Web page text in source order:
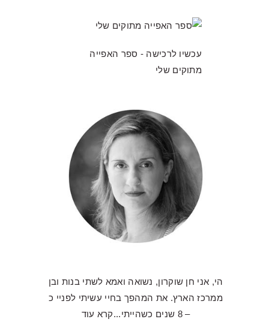
עכשיו לרכישה - ספר האפייה
מתוקים שלי
הי, אני חן שוקרון, נשואה ואמא לשתי בנות ובן
ממרכז הארץ. את המהפך בחיי עשיתי לפניי כ
– 8 שנים כשהייתי...
קרא עוד